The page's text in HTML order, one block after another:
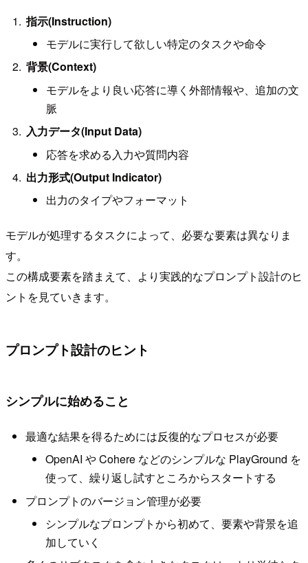
指示(Instruction)
モデルに実行して欲しい特定のタスクや命令
背景(Context)
モデルをより良い応答に導く外部情報や、追加の文
脈
入力データ(Input Data)
応答を求める入力や質問内容
出力形式(Output Indicator)
出力のタイプやフォーマット
モデルが処理するタスクによって、必要な要素は異なりま
す。
この構成要素を踏まえて、より実践的なプロンプト設計のヒ
ントを見ていきます。
プロンプト設計のヒント
シンプルに始めること
最適な結果を得るためには反復的なプロセスが必要
OpenAI や Cohere などのシンプルな PlayGround を
使って、繰り返し試すところからスタートする
プロンプトのバージョン管理が必要
シンプルなプロンプトから初めて、要素や背景を追
加していく